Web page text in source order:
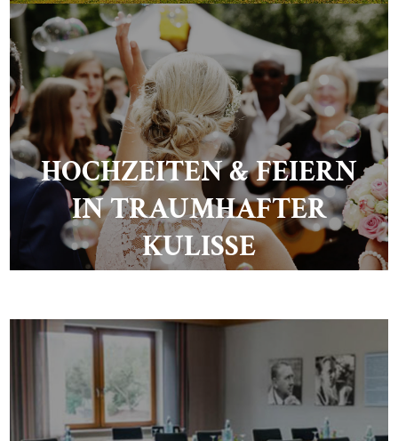
HOCHZEITEN & FEIERN
IN TRAUMHAFTER
KULISSE